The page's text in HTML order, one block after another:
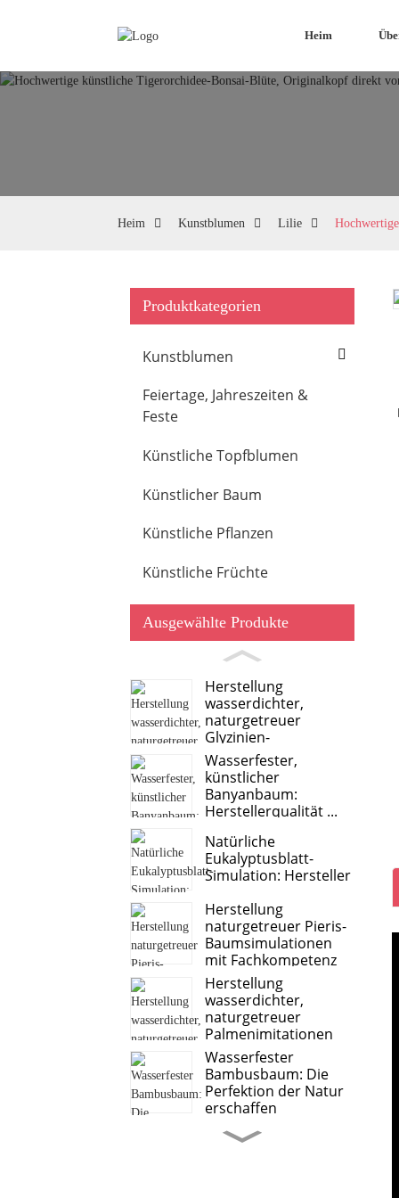
Heim
Heim Kunstblumen Lilie
Produktkategorien
Kunstblumen
Feiertage, Jahreszeiten &
Feste
Künstliche Topfblumen
Künstlicher Baum
Künstliche Pflanzen
Künstliche Früchte
Ausgewählte Produkte
Herstellung
wasserdichter,
naturgetreuer
Glyzinien-
Simulationsbäume
Wasserfester,
künstlicher
Banyanbaum:
Herstellerqualität ...
Natürliche
Eukalyptusblatt-
Simulation: Hersteller
Herstellung
naturgetreuer Pieris-
Baumsimulationen
mit Fachkompetenz
Herstellung
wasserdichter,
naturgetreuer
Palmenimitationen
Wasserfester
Bambusbaum: Die
Perfektion der Natur
erschaffen
Süßkartoffelblätter,
Anthurienblätter –
Loading...
Loading...